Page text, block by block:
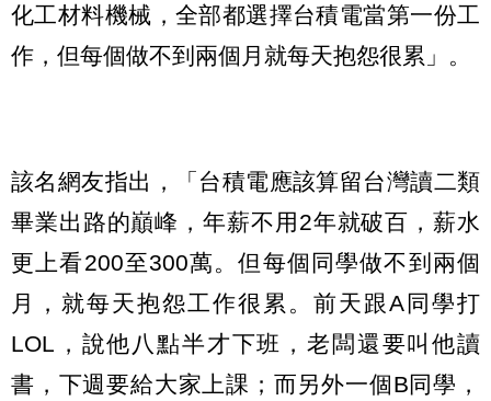
化工材料機械，全部都選擇台積電當第一份工
作，但每個做不到兩個月就每天抱怨很累」。
該名網友指出，「台積電應該算留台灣讀二類
畢業出路的巔峰，年薪不用2年就破百，薪水
更上看200至300萬。但每個同學做不到兩個
月，就每天抱怨工作很累。前天跟A同學打
LOL，說他八點半才下班，老闆還要叫他讀
書，下週要給大家上課；而另外一個B同學，